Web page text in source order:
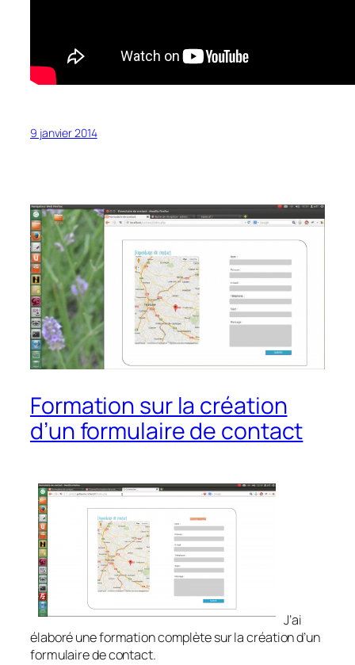
9 janvier 2014
Formation sur la création
d’un formulaire de contact
J’ai
élaboré une formation complète sur la création d’un
formulaire de contact.